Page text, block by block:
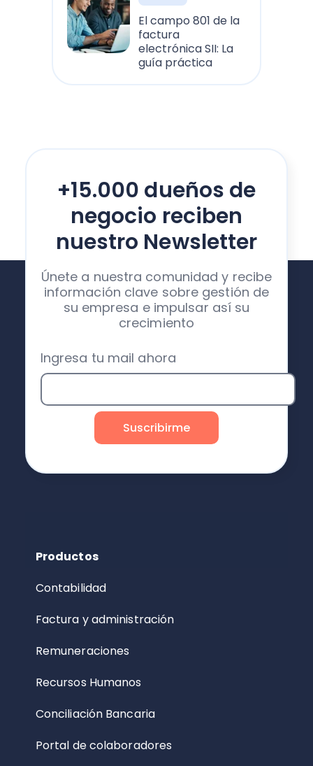
El campo 801 de la
factura
electrónica SII: La
guía práctica
+15.000 dueños de
negocio reciben
nuestro Newsletter
Únete a nuestra comunidad y recibe
información clave sobre gestión de
su empresa e impulsar así su
crecimiento
Ingresa tu mail ahora
Productos
Contabilidad
Factura y administración
Remuneraciones
Recursos Humanos
Conciliación Bancaria
Portal de colaboradores